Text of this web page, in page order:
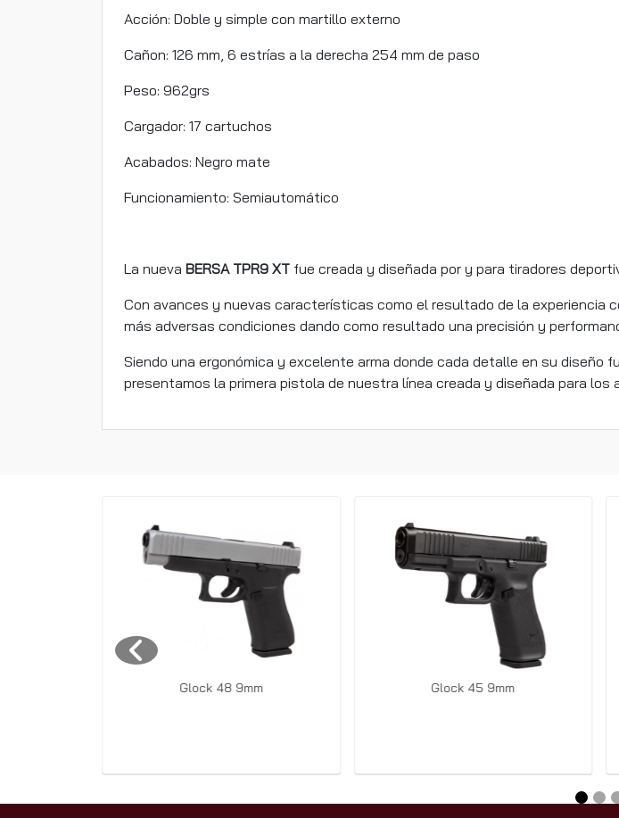
Acción: Doble y simple con martillo externo
Cañon: 126 mm, 6 estrías a la derecha 254 mm de paso
Peso: 962grs
Cargador: 17 cartuchos
Acabados: Negro mate
Funcionamiento: Semiautomático
La nueva BERSA TPR9 XT fue creada y diseñada por y para tiradores
Con avances y nuevas características como el resultado de la
más adversas condiciones dando como resultado una precisión y
Siendo una ergonómica y excelente arma donde cada detalle en su diseño
presentamos la primera pistola de nuestra línea creada y diseñada para los
Glock 48 9mm Glock 45 9mm